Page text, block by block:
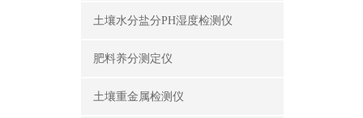
土壤水分盐分PH湿度检测仪
肥料养分测定仪
土壤重金属检测仪